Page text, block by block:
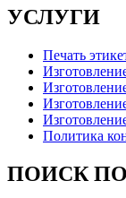
УСЛУГИ
Печать
Политика
ПОИСК